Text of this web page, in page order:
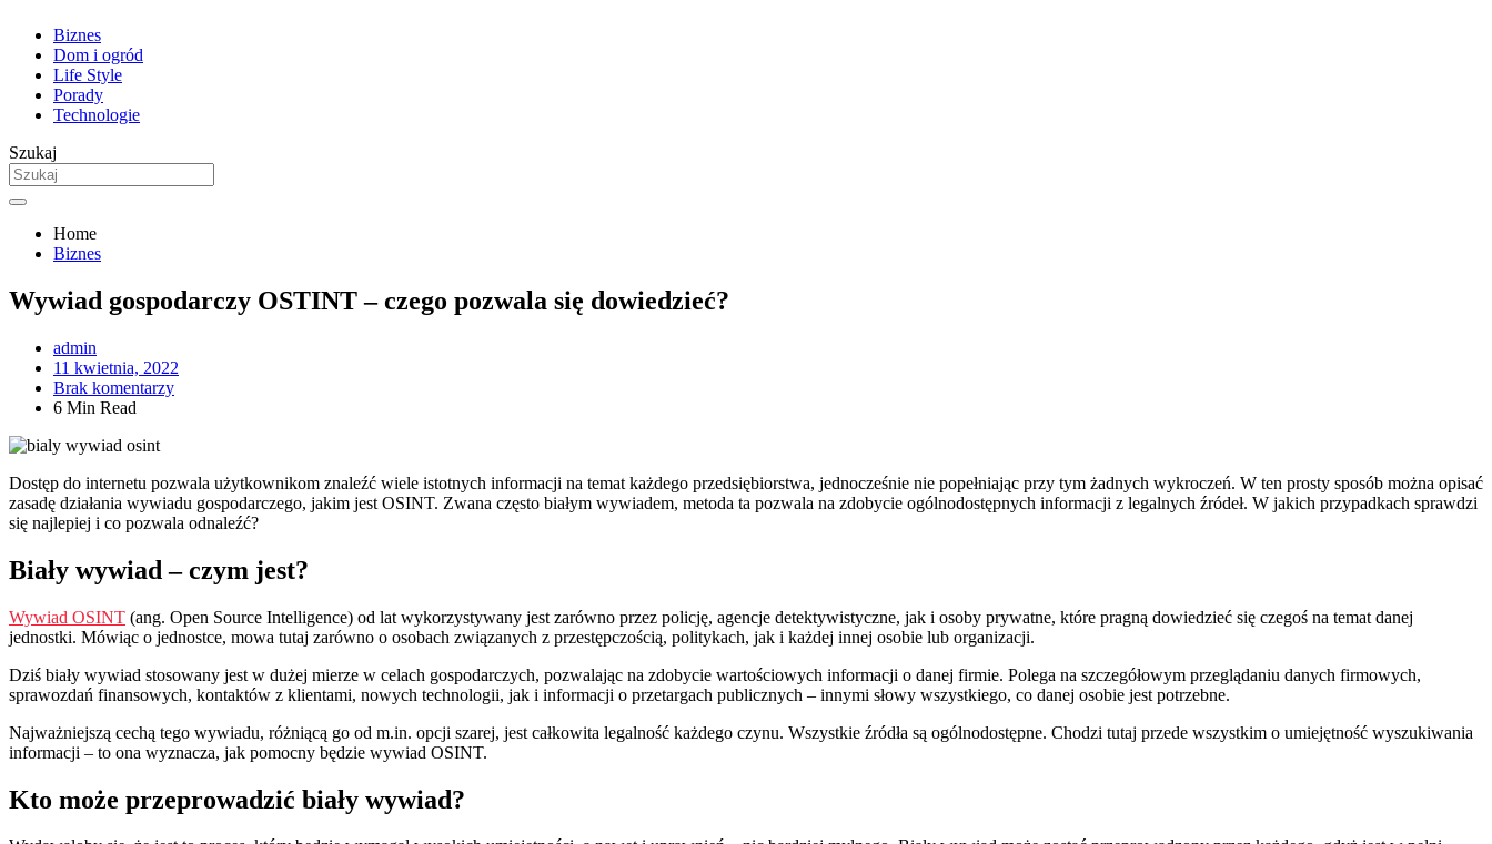
Biznes
Dom i ogród
Life Style
Porady
Technologie
Szukaj
Home
Biznes
Wywiad gospodarczy OSTINT – czego pozwala się dowiedzieć?
admin
11 kwietnia, 2022
Brak komentarzy
6 Min Read
Dostęp do internetu pozwala użytkownikom znaleźć wiele istotnych informacji na temat każdego przedsiębiorstwa, jednocześnie nie popełniając przy tym żadnych wykroczeń. W ten prosty sposób można opisać
zasadę działania wywiadu gospodarczego, jakim jest OSINT. Zwana często białym wywiadem, metoda ta pozwala na zdobycie ogólnodostępnych informacji z legalnych źródeł. W jakich przypadkach sprawdzi
się najlepiej i co pozwala odnaleźć?
Biały wywiad – czym jest?
Wywiad OSINT (ang. Open Source Intelligence) od lat wykorzystywany jest zarówno przez policję, agencje detektywistyczne, jak i osoby prywatne, które pragną dowiedzieć się czegoś na temat danej
jednostki. Mówiąc o jednostce, mowa tutaj zarówno o osobach związanych z przestępczością, politykach, jak i każdej innej osobie lub organizacji.
Dziś biały wywiad stosowany jest w dużej mierze w celach gospodarczych, pozwalając na zdobycie wartościowych informacji o danej firmie. Polega na szczegółowym przeglądaniu danych firmowych,
sprawozdań finansowych, kontaktów z klientami, nowych technologii, jak i informacji o przetargach publicznych – innymi słowy wszystkiego, co danej osobie jest potrzebne.
Najważniejszą cechą tego wywiadu, różniącą go od m.in. opcji szarej, jest całkowita legalność każdego czynu. Wszystkie źródła są ogólnodostępne. Chodzi tutaj przede wszystkim o umiejętność wyszukiwania
informacji – to ona wyznacza, jak pomocny będzie wywiad OSINT.
Kto może przeprowadzić biały wywiad?